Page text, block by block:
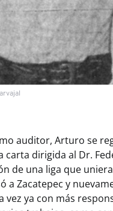
auditor, Arturo se
dirigida al Dr.
de una liga que
a Zacatepec y
vez ya con más